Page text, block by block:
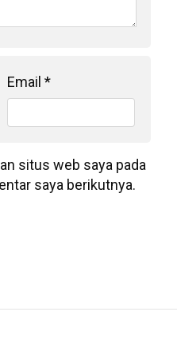
Email *
situs web saya pada
saya berikutnya.